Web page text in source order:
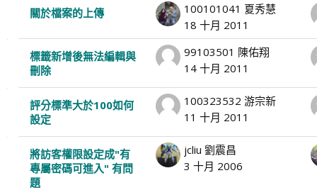
關於檔案的上傳
100101041 夏秀慧
18 十月 2011
標籤新增後無法編輯與
刪除
99103501 陳佑翔
14 十月 2011
評分標準大於100如何
設定
100323532 游宗新
11 十月 2011
將訪客權限設定成"有
專屬密碼可進入" 有問
題
jcliu 劉震昌
3 十月 2006